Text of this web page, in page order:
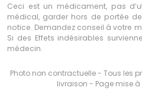
Ceci est un médicament, pas
médical, garder hors de portée
notice. Demandez conseil à votre
Si des Effets indésirables
médecin.
Photo non contractuelle - Tous les
livraison - Page mise